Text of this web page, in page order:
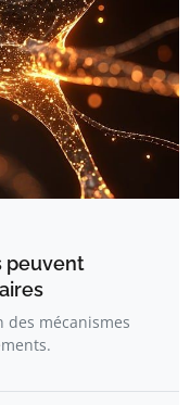
peuvent
des mécanismes